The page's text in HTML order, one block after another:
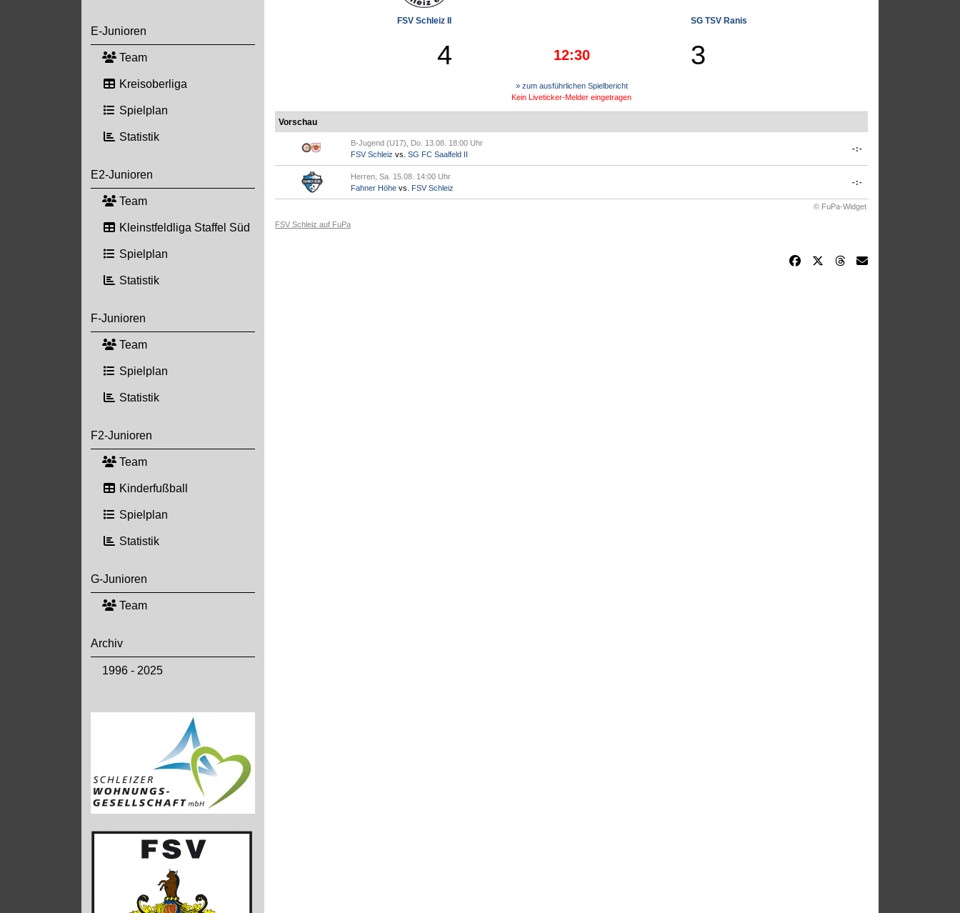
E-Junioren
Team
Kreisoberliga
Spielplan
Statistik
E2-Junioren
Team
Kleinstfeldliga Staffel Süd
Spielplan
Statistik
F-Junioren
Team
Spielplan
Statistik
F2-Junioren
Team
Kinderfußball
Spielplan
Statistik
G-Junioren
Team
Archiv
1996 - 2025
FSV Schleiz II SG TSV Ranis
4 12:30 3
» zum ausführlichen Spielbericht
Kein Liveticker-Melder eingetragen
Vorschau
B-Jugend (U17), Do. 13.08. 18:00 Uhr
FSV Schleiz vs. SG FC Saalfeld II
-:-
Herren, Sa. 15.08. 14:00 Uhr
Fahner Höhe vs. FSV Schleiz
-:-
© FuPa-Widget
FSV Schleiz auf FuPa